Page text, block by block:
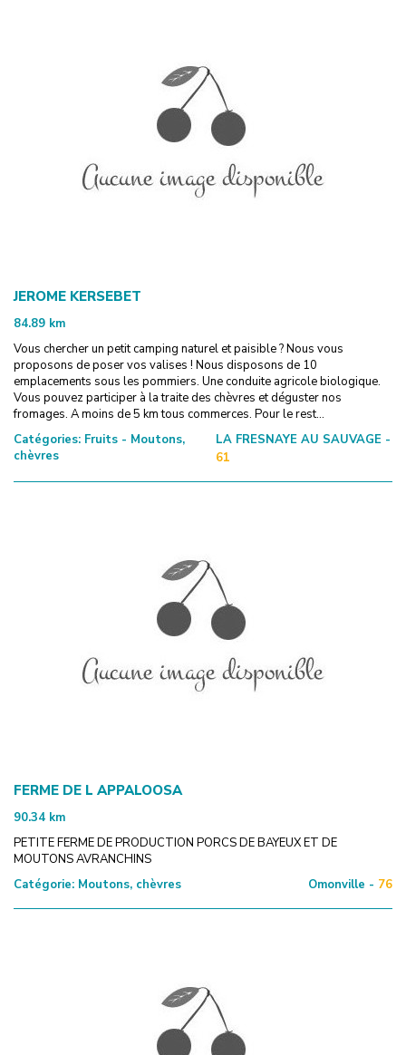
JEROME KERSEBET
84.89 km
Vous chercher un petit camping naturel et paisible ? Nous vous
proposons de poser vos valises ! Nous disposons de 10
emplacements sous les pommiers. Une conduite agricole biologique.
Vous pouvez participer à la traite des chèvres et déguster nos
fromages. A moins de 5 km tous commerces. Pour le rest...
Catégories: Fruits - Moutons,
chèvres
LA FRESNAYE AU SAUVAGE -
61
FERME DE L APPALOOSA
90.34 km
PETITE FERME DE PRODUCTION PORCS DE BAYEUX ET DE
MOUTONS AVRANCHINS
Catégorie: Moutons, chèvres Omonville - 76